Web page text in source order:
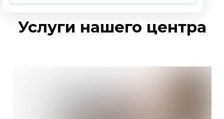
Услуги нашего центра